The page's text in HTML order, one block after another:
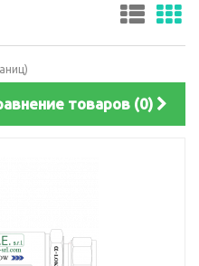
товаров (0)